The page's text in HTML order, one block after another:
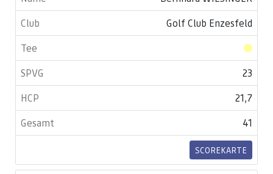
Golf Club Enzesfeld
23
21,7
41
SCOREKARTE